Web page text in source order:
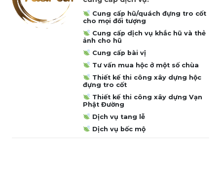
Cung cấp hũ/quách đựng tro cốt
cho mọi đối tượng
Cung cấp dịch vụ khắc hũ và thẻ
ảnh cho hũ
Cung cấp bài vị
Tư vấn mua hộc ở một số chùa
Thiết kế thi công xây dựng hộc
đựng tro cốt
Thiết kế thi công xây dựng Vạn
Phật Đường
Dịch vụ tang lễ
Dịch vụ bốc mộ